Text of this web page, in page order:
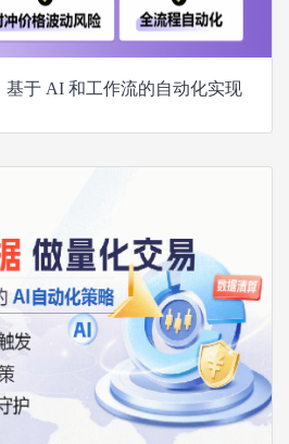
基于 AI 和工作流的自动化实现